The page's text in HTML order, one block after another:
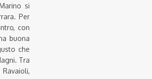
si
Per
con
buona
che
Tra